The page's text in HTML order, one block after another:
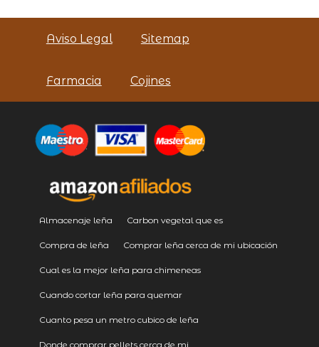
Aviso Legal Sitemap
Farmacia Cojines
Almacenaje leña Carbon vegetal que es
Compra de leña Comprar leña cerca de mi ubicación
Cual es la mejor leña para chimeneas
Cuando cortar leña para quemar
Cuanto pesa un metro cubico de leña
Donde comprar pellets cerca de mi